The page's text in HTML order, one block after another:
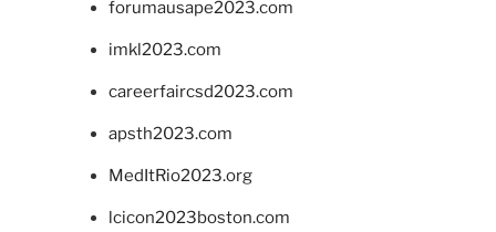
forumausape2023.com
imkl2023.com
careerfaircsd2023.com
apsth2023.com
MedItRio2023.org
lcicon2023boston.com